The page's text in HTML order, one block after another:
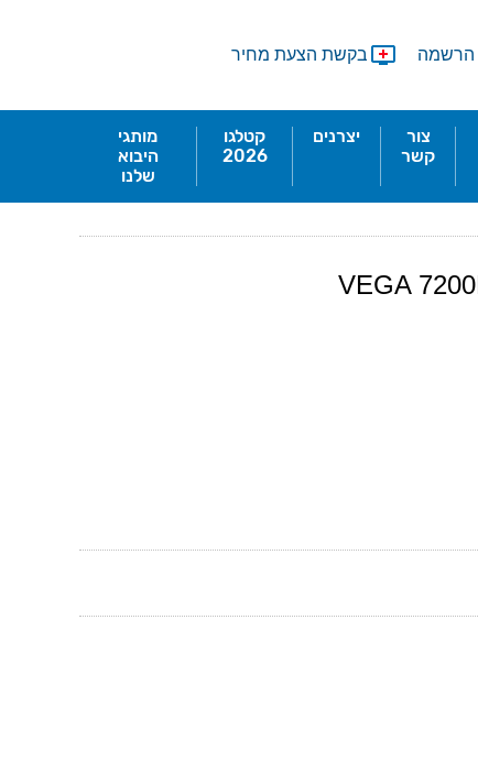
הרשמה בקשת הצעת מחיר
צור
קשר
יצרנים
קטלגו
2026
מותגי
היבוא
שלנו